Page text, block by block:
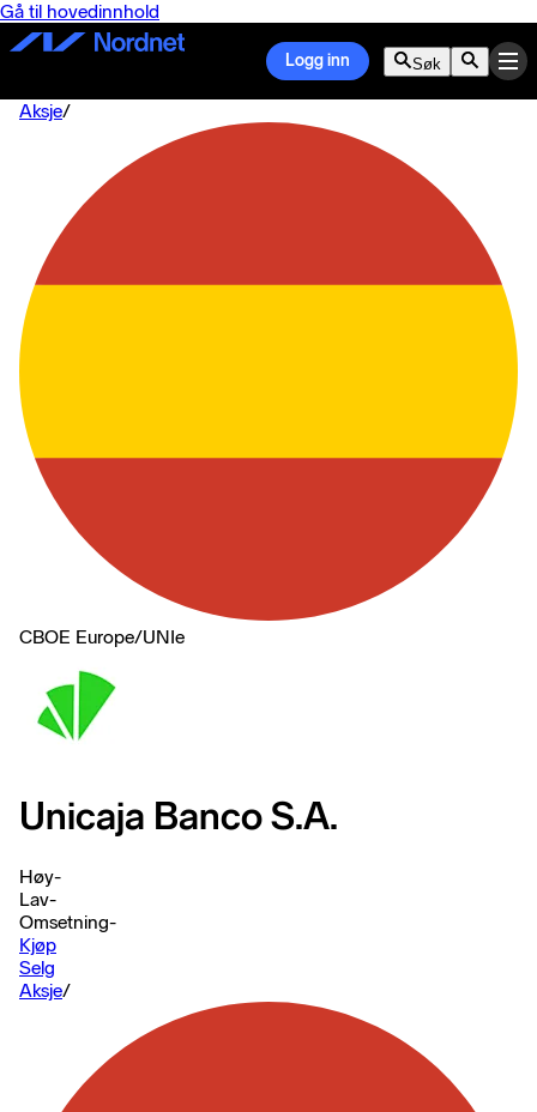
Gå til hovedinnhold
Logg inn Søk
Aksje/
CBOE Europe/UNIe
Unicaja Banco S.A.
Høy-
Lav-
Omsetning-
Kjøp
Selg
Aksje/